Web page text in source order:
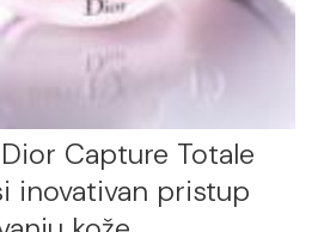
Capture Totale
inovativan pristup